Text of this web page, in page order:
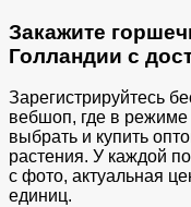
Закажите
Голландии с
Зарегистрируйтесь
вебшоп, где в
выбрать и купить
растения. У каждой
с фото, актуальная
единиц.